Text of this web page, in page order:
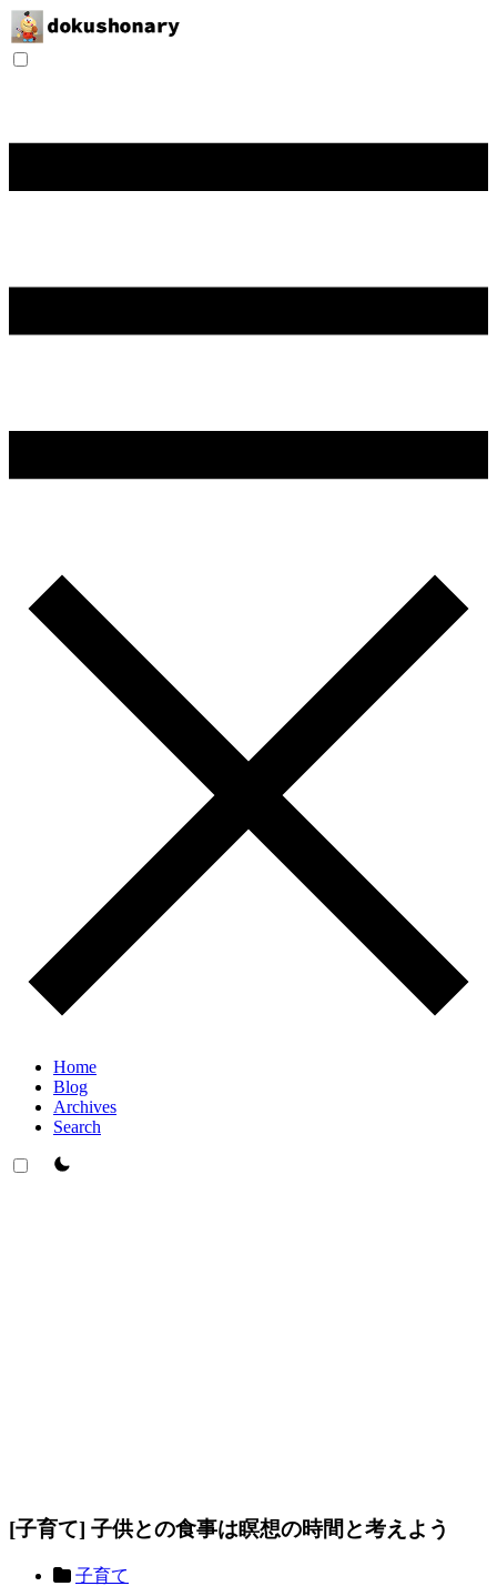
Home
Blog
Archives
Search
theme switcher
[子育て] 子供との食事は瞑想の時間と考えよう
子育て